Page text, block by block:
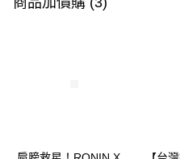
臺灣中小企業銀行